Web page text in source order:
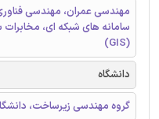
مهندسی عمران، مهندسی فناوری
سامانه های شبکه ای، مخابرات
(GIS)
دانشگاه
گروه مهندسی زیرساخت، دانشگاه